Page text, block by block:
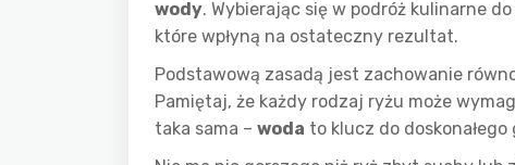
wody. Wybierając się w podróż kulinarne
które wpłyną na ostateczny rezultat.
Podstawową zasadą jest zachowanie
Pamiętaj, że każdy rodzaj ryżu może
taka sama – woda to klucz do